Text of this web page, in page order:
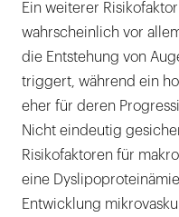
Ein weiterer
wahrscheinlich vor
die Entstehung von
triggert, während ein
eher für deren
Nicht eindeutig
Risikofaktoren für
eine
Entwicklung